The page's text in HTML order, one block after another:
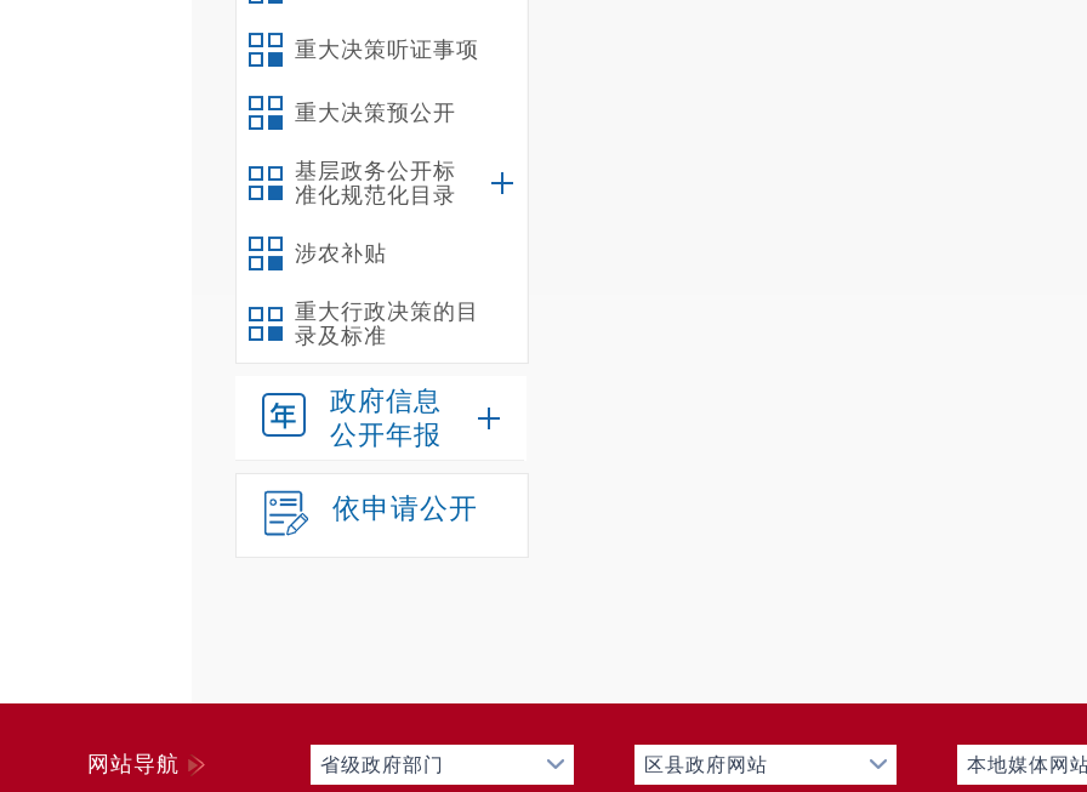
重大决策听证事项
重大决策预公开
基层政务公开标
准化规范化目录
涉农补贴
重大行政决策的目
录及标准
政府信息
公开年报
依申请公开
39起，调解成功率达到98%以上。
网站导航 省级政府部门 区县政府网站 本地媒体网